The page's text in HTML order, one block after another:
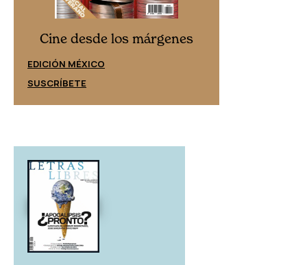
Cine desde los márgenes
EDICIÓN MÉXICO
SUSCRÍBETE